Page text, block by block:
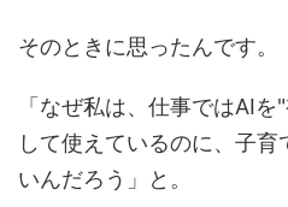
そのときに思ったんです。
「なぜ私は、仕事ではAI
して使えているのに、子
いんだろう」と。